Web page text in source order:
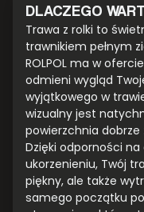
DLACZEGO
Trawa z rolki to
trawnikiem pełnym
ROLPOL ma w
odmieni wygląd
wyjątkowego w
wizualny jest
powierzchnia
Dzięki odporności
ukorzenieniu, Twój
piękny, ale także
samego początku